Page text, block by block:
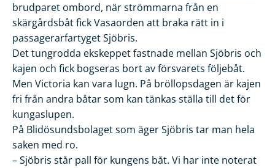
brudparet ombord, när strömmarna från en
skärgårdsbåt fick Vasaorden att braka rätt in i
passagerarfartyget Sjöbris.
Det tungrodda ekskeppet fastnade mellan Sjöbris och
kajen och fick bogseras bort av försvarets följebåt.
Men Victoria kan vara lugn. På bröllopsdagen är kajen
fri från andra båtar som kan tänkas ställa till det för
kungaslupen.
På Blidösundsbolaget som äger Sjöbris tar man hela
saken med ro.
– Sjöbris står pall för kungens båt. Vi har inte noterat